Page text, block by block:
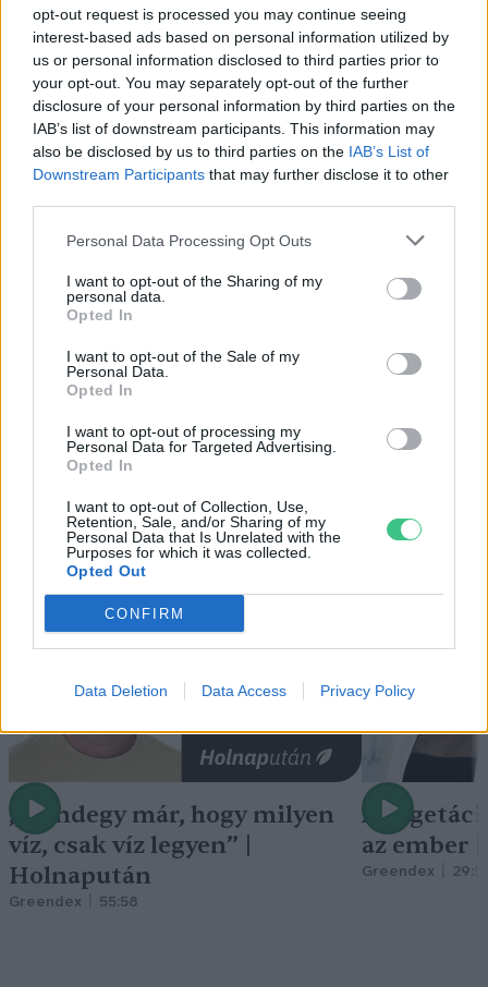
opt-out request is processed you may continue seeing
interest-based ads based on personal information utilized by
us or personal information disclosed to third parties prior to
your opt-out. You may separately opt-out of the further
disclosure of your personal information by third parties on the
IAB’s list of downstream participants. This information may
also be disclosed by us to third parties on the IAB’s List of
Downstream Participants that may further disclose it to other
Personal Data Processing Opt Outs
I want to opt-out of the Sharing of my
personal data.
Opted In
I want to opt-out of the Sale of my
Personal Data.
Opted In
I want to opt-out of processing my
Personal Data for Targeted Advertising.
Opted In
I want to opt-out of Collection, Use,
Retention, Sale, and/or Sharing of my
Personal Data that Is Unrelated with the
Purposes for which it was collected.
Opted Out
CONFIRM
Data Deletion Data Access Privacy Policy
miképp takarékoskodhatsz a vízzel?
5 perc
Hogyan védekezzünk a hangyák ellen
természetes módon?
OTTHONUNK 5 perc
Nyersanyag, amit millió tonna szám
pazarolunk el, holott több fronton is
segíteni az élelmiszertermelést
Holnapután
„Mindegy már, hogy milyen
víz, csak víz legyen” |
Holnapután
Greendex 55:58
A
az ember
Greendex